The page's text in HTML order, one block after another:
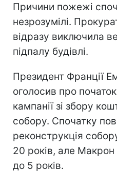
Причини пожежі
незрозумілі.
відразу виключила
підпалу будівлі.
Президент Франції
оголосив про
кампанії зі збору
собору. Спочатку
реконструкція
20 років, але
до 5 років.